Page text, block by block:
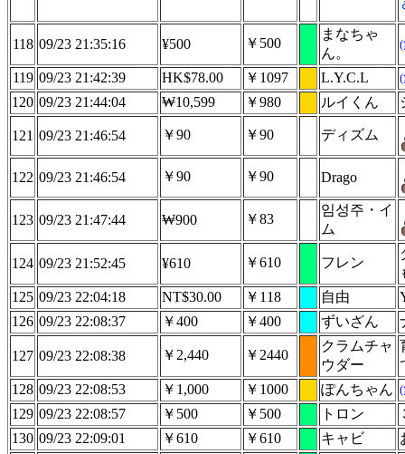
118 09/23 21:35:16 ¥500 ￥500
まなちゃ
ん。
119 09/23 21:42:39 HK$78.00 ￥1097 L.Y.C.L
120 09/23 21:44:04 ₩10,599 ￥980 ルイくん
121 09/23 21:46:54 ￥90 ￥90 ディズム
122 09/23 21:46:54 ￥90 ￥90 Drago
123 09/23 21:47:44 ₩900 ￥83
임성주・イ
ム
124 09/23 21:52:45 ¥610 ￥610 フレン
125 09/23 22:04:18 NT$30.00 ￥118 自由
126 09/23 22:08:37 ￥400 ￥400 ずいざん
127 09/23 22:08:38 ￥2,440 ￥2440
クラムチャ
ウダー
128 09/23 22:08:53 ￥1,000 ￥1000 ぽんちゃん
129 09/23 22:08:57 ￥500 ￥500 トロン
130 09/23 22:09:01 ￥610 ￥610 キャビ